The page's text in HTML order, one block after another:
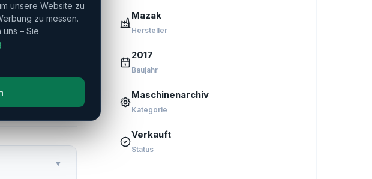
▼
Mazak
Hersteller
2017
Baujahr
Maschinenarchiv
Kategorie
Verkauft
Status
unsere Website zu
zu messen.
– Sie